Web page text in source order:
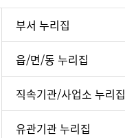
부서 누리집
읍/면/동 누리집
직속기관/사업소 누리집
유관기관 누리집